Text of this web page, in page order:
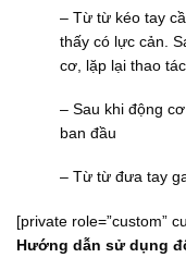
– Từ từ kéo tay
thấy có lực cản.
cơ, lặp lại thao
– Sau khi động
ban đầu
– Từ từ đưa tay
[private role=”custom”
Hướng dẫn sử dụng